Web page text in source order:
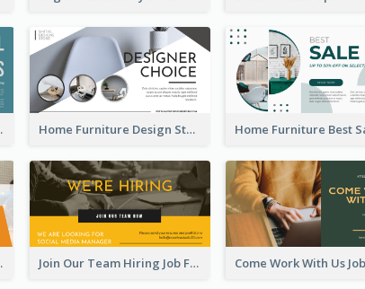
Illustration) Home Furniture Design Store Facebook Ad
Ad Join Our Team Hiring Job Facebook Ad